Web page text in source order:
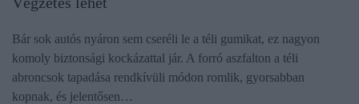
Bár sok autós nyáron sem cseréli le a téli gumikat, ez nagyon
komoly biztonsági kockázattal jár. A forró aszfalton a téli
abroncsok tapadása rendkívüli módon romlik, gyorsabban
kopnak, és jelentősen…